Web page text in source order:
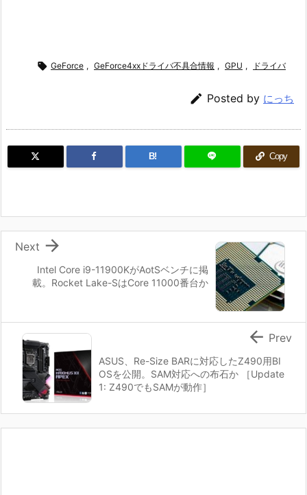
 GeForce , GeForce4xxドライバ不具合情報 , GPU , ドライバ
 Posted by にっち
B! Copy
Intel Core i9-11900KがAotSベンチに掲
載。Rocket Lake-SはCore 11000番台か

Next
ASUS、Re-Size BARに対応したZ490用BI
OSを公開。SAM対応への布石か ［Update
1: Z490でもSAMが動作］
 Prev